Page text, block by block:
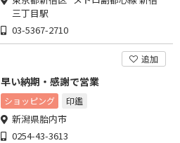
三丁目駅
03-5367-2710
追加
早い納期・感謝で営業
ショッピング 印鑑
新潟県胎内市
0254-43-3613